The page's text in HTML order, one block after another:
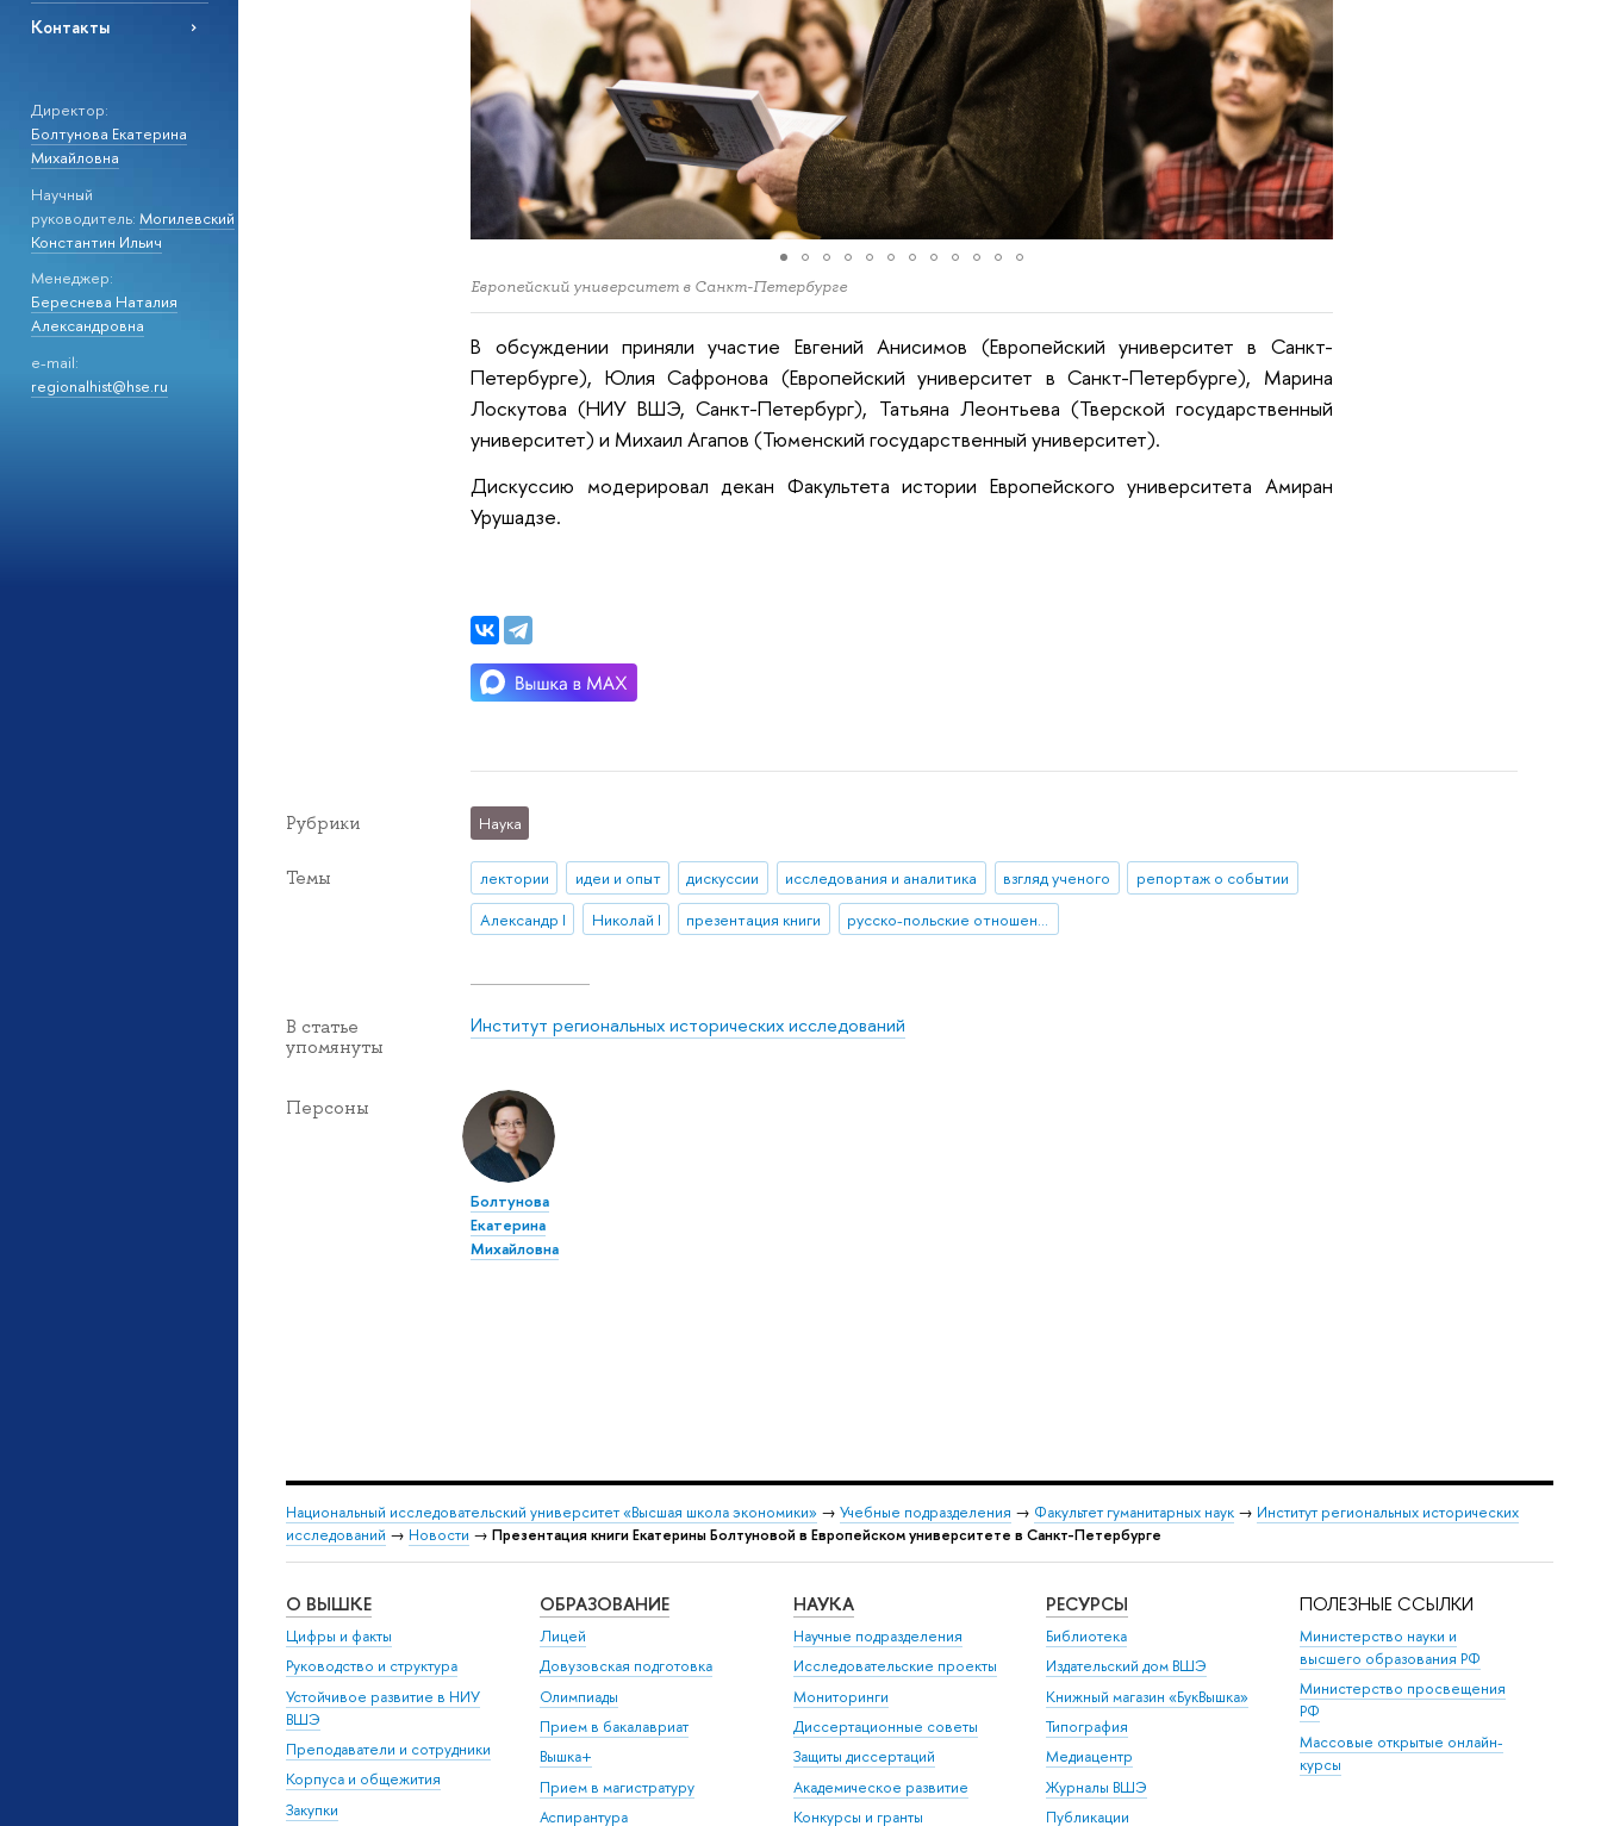
Контакты
Директор:
Болтунова Екатерина
Михайловна
Научный
руководитель: Могилевский
Константин Ильич
Менеджер:
Береснева Наталия
Александровна
e-mail:
regionalhist@hse.ru
Европейский университет в Санкт-Петербурге
В обсуждении приняли участие Евгений Анисимов (Европейский университет в Санкт-
Петербурге), Юлия Сафронова (Европейский университет в Санкт-Петербурге), Марина
Лоскутова (НИУ ВШЭ, Санкт-Петербург), Татьяна Леонтьева (Тверской государственный
университет) и Михаил Агапов (Тюменский государственный университет).
Дискуссию модерировал декан Факультета истории Европейского университета Амиран
Урушадзе.
Рубрики Наука
Темы лектории идеи и опыт дискуссии исследования и аналитика взгляд ученого
репортаж о событии
Александр I
Николай I презентация книги
В статье
упомянуты
Институт региональных исторических исследований
Персоны
Болтунова
Екатерина
Михайловна
Национальный исследовательский университет «Высшая школа экономики» → Учебные подразделения → Факультет гуманитарных наук → Институт региональных исторических
исследований → Новости → Презентация книги Екатерины Болтуновой в Европейском университете в Санкт-Петербурге
О ВЫШКЕ
Цифры и факты
Руководство и структура
Устойчивое развитие в НИУ
ВШЭ
Преподаватели и сотрудники
Корпуса и общежития
Закупки
ОБРАЗОВАНИЕ
Лицей
Довузовская подготовка
Олимпиады
Прием в бакалавриат
Вышка+
Прием в магистратуру
Аспирантура
НАУКА
Научные подразделения
Исследовательские проекты
Мониторинги
Диссертационные советы
Защиты диссертаций
Академическое развитие
Конкурсы и гранты
РЕСУРСЫ
Библиотека
Издательский дом ВШЭ
Книжный магазин «БукВышка»
Типография
Медиацентр
Журналы ВШЭ
Публикации
ПОЛЕЗНЫЕ ССЫЛКИ
Министерство науки и
высшего образования РФ
Министерство просвещения
РФ
Массовые открытые онлайн-
курсы